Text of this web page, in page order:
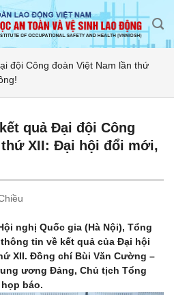
đội Công đoàn Việt Nam lần thứ
quả Đại đội Công
thứ XII: Đại hội đổi mới,
nghị Quốc gia (Hà Nội), Tổng
tin về kết quả của Đại hội
XII. Đồng chí Bùi Văn Cường –
ương Đảng, Chủ tịch Tổng
báo.